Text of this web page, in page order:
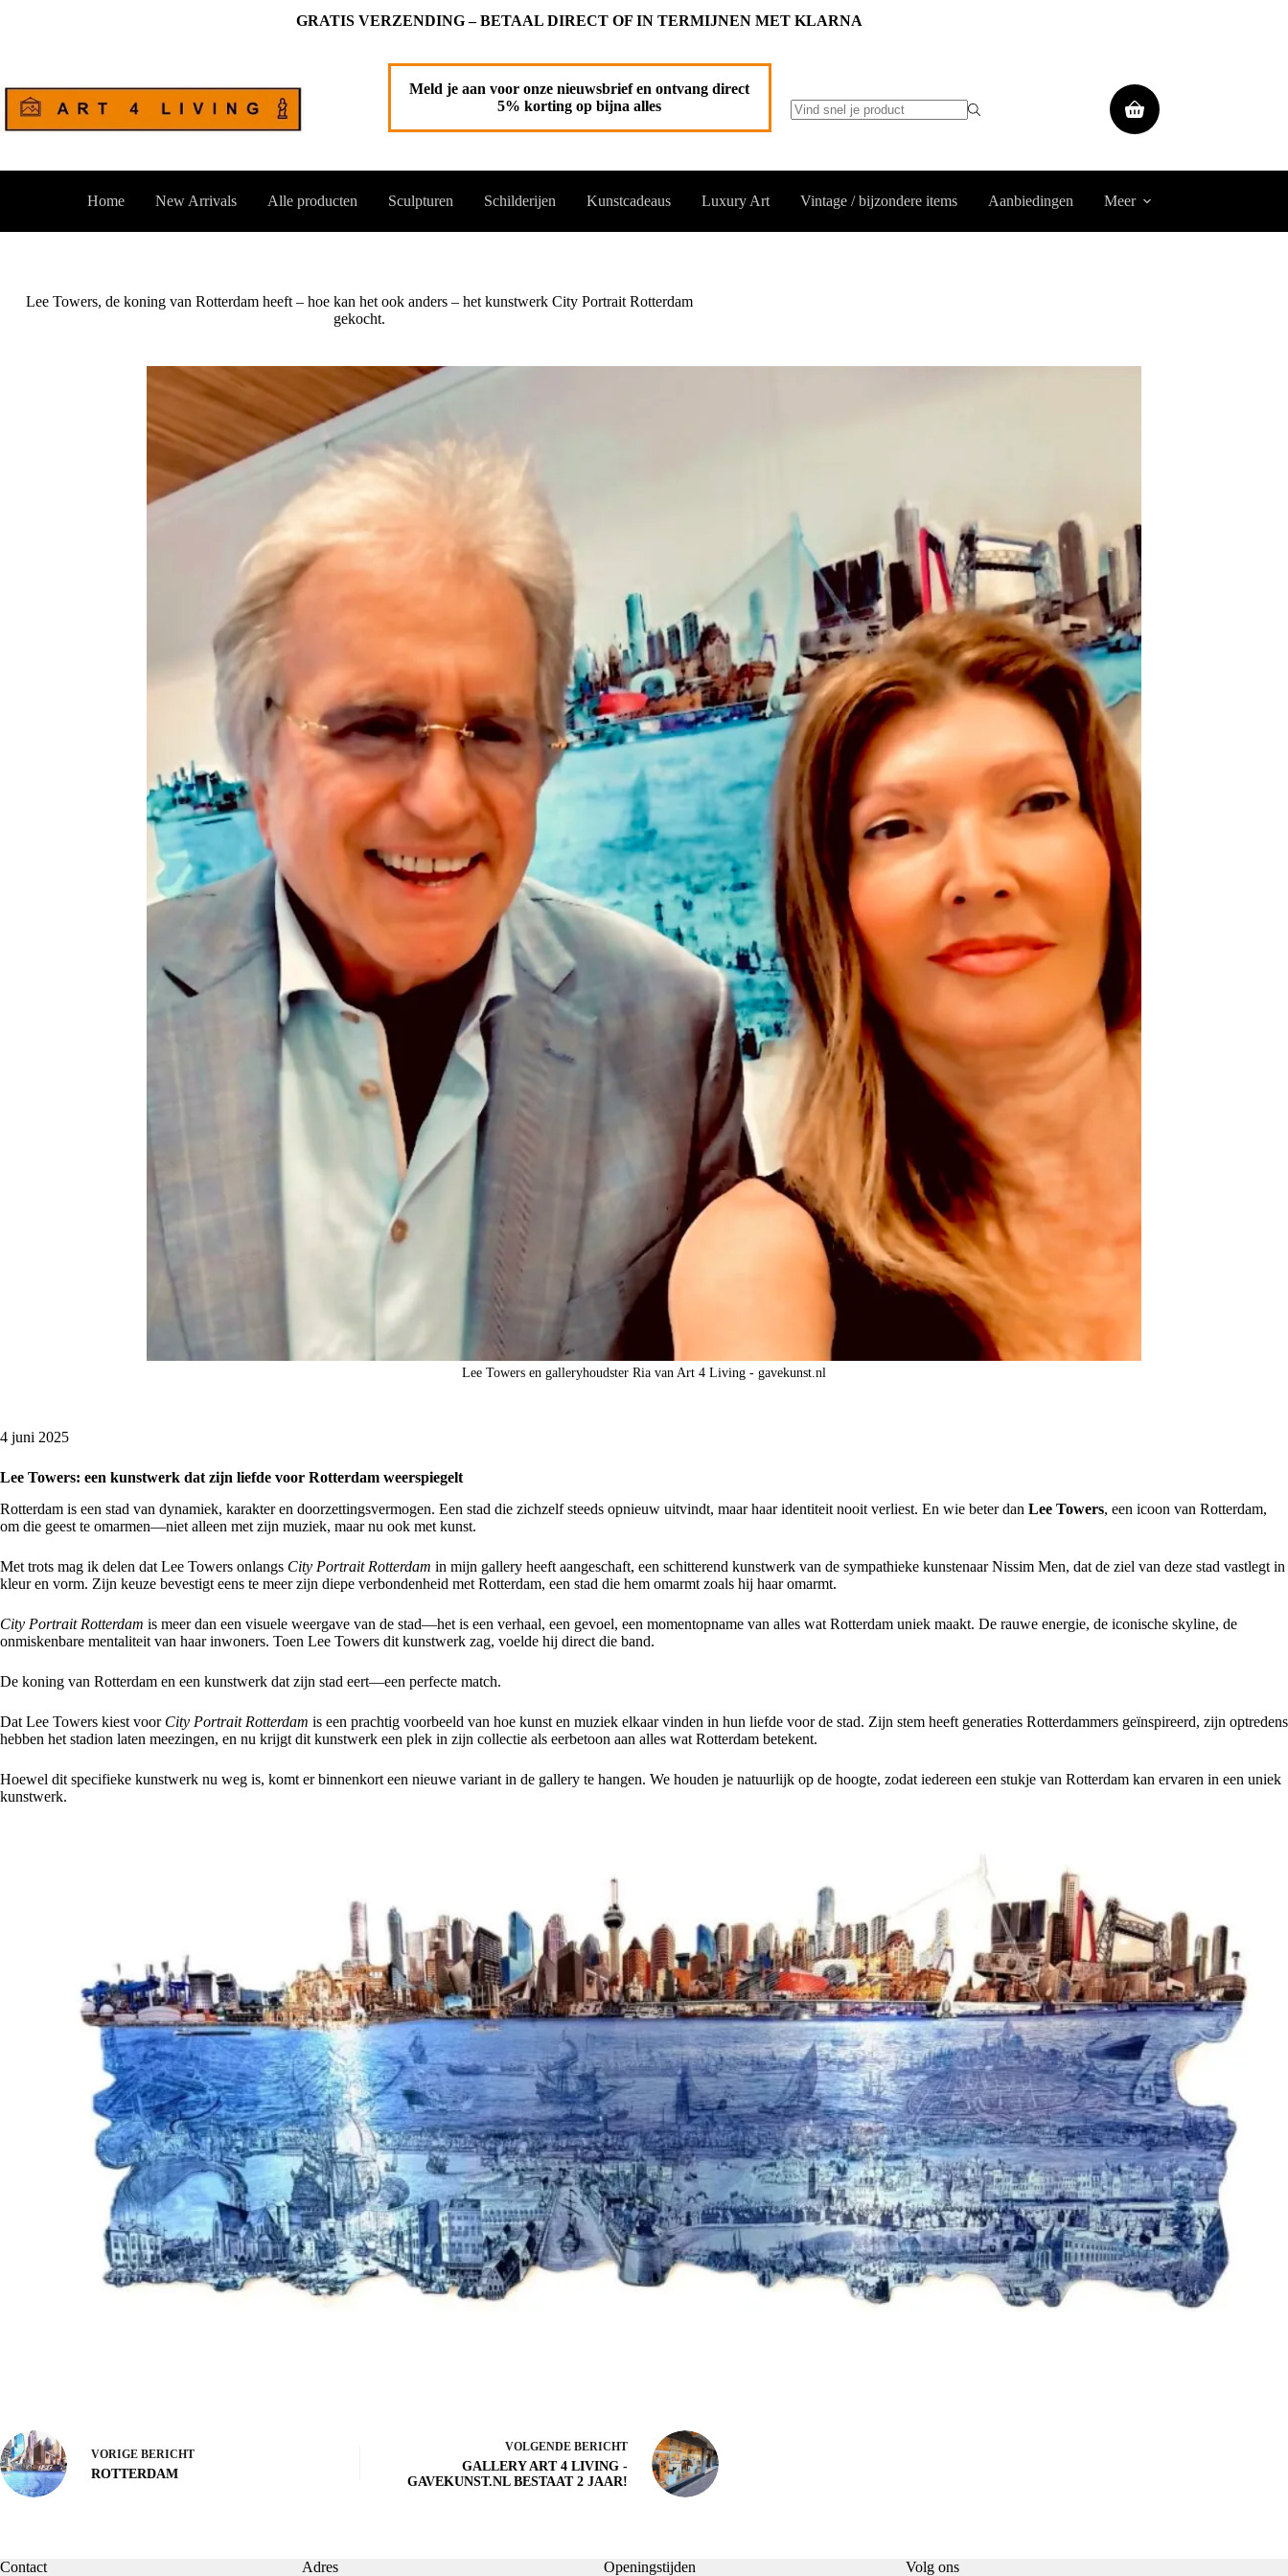
GRATIS VERZENDING – BETAAL DIRECT OF IN TERMIJNEN MET KLARNA
Meld je aan voor onze nieuwsbrief en ontvang direct
5% korting op bijna alles
Winkelwagen
Home New Arrivals Alle producten Sculpturen Schilderijen Kunstcadeaus Luxury Art Vintage / bijzondere items Aanbiedingen Meer
Lee Towers, de koning van Rotterdam heeft – hoe kan het ook anders – het kunstwerk City Portrait Rotterdam
gekocht.
Lee Towers en galleryhoudster Ria van Art 4 Living - gavekunst.nl
4 juni 2025
Lee Towers: een kunstwerk dat zijn liefde voor Rotterdam weerspiegelt
Rotterdam is een stad van dynamiek, karakter en doorzettingsvermogen. Een stad die zichzelf steeds opnieuw uitvindt, maar haar identiteit nooit verliest. En wie beter dan Lee Towers, een icoon van Rotterdam,
om die geest te omarmen—niet alleen met zijn muziek, maar nu ook met kunst.
Met trots mag ik delen dat Lee Towers onlangs City Portrait Rotterdam in mijn gallery heeft aangeschaft, een schitterend kunstwerk van de sympathieke kunstenaarNissim Men, dat de ziel van deze stad vastlegt in
kleur en vorm. Zijn keuze bevestigt eens te meer zijn diepe verbondenheid met Rotterdam, een stad die hem omarmt zoals hij haar omarmt.
City Portrait Rotterdam is meer dan een visuele weergave van de stad—het is een verhaal, een gevoel, een momentopname van alles wat Rotterdam uniek maakt. De rauwe energie, de iconische skyline, de
onmiskenbare mentaliteit van haar inwoners. Toen Lee Towers dit kunstwerk zag, voelde hij direct die band.
De koning van Rotterdam en een kunstwerk dat zijn stad eert—een perfecte match.
Dat Lee Towers kiest voor City Portrait Rotterdam is een prachtig voorbeeld van hoe kunst en muziek elkaar vinden in hun liefde voor de stad. Zijn stem heeft generaties Rotterdammers geïnspireerd, zijn optredens
hebben het stadion laten meezingen, en nu krijgt dit kunstwerk een plek in zijn collectie als eerbetoon aan alles wat Rotterdam betekent.
Hoewel dit specifieke kunstwerk nu weg is, komt er binnenkort een nieuwe variant in de gallery te hangen. We houden je natuurlijk op de hoogte, zodat iedereen een stukje van Rotterdam kan ervaren in een uniek
kunstwerk.
VORIGE BERICHT
ROTTERDAM
VOLGENDE BERICHT
GALLERY ART 4 LIVING -
GAVEKUNST.NL BESTAAT 2 JAAR!
Contact Adres Openingstijden Volg ons